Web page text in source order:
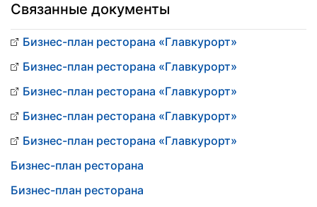
Связанные документы
Бизнес-план ресторана «Главкурорт»
Бизнес-план ресторана «Главкурорт»
Бизнес-план ресторана «Главкурорт»
Бизнес-план ресторана «Главкурорт»
Бизнес-план ресторана «Главкурорт»
Бизнес-план ресторана
Бизнес-план ресторана